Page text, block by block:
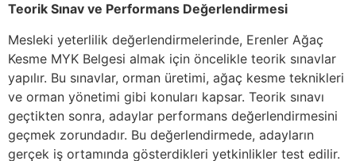
Teorik Sınav ve Performans Değerlendirmesi
Mesleki yeterlilik değerlendirmelerinde, Erenler Ağaç
Kesme MYK Belgesi almak için öncelikle teorik sınavlar
yapılır. Bu sınavlar, orman üretimi, ağaç kesme teknikleri
ve orman yönetimi gibi konuları kapsar. Teorik sınavı
geçtikten sonra, adaylar performans değerlendirmesini
geçmek zorundadır. Bu değerlendirmede, adayların
gerçek iş ortamında gösterdikleri yetkinlikler test edilir.